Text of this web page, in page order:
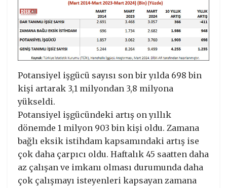
Potansiyel işgücü sayısı son bir yılda 698 bin
kişi artarak 3,1 milyondan 3,8 milyona
yükseldi.
Potansiyel işgücündeki artış on yıllık
dönemde 1 milyon 903 bin kişi oldu. Zamana
bağlı eksik istihdam kapsamındaki artış ise
çok daha çarpıcı oldu. Haftalık 45 saatten daha
az çalışan ve imkanı olması durumunda daha
çok çalışmayı isteyenleri kapsayan zamana